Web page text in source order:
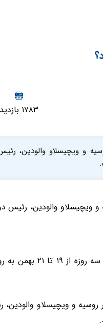
۱۷۸۳ بازدید
و ویچیسلاو والودین،
ویچیسلاو والودین، رئیس
یک عضو کمیسیون اقتصادی مجلس گفت که قالیباف فردا(یکشنبه) در سفری
و ویچیسلاو والودین،